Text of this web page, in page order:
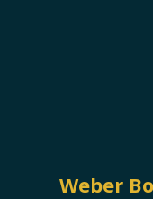
Weber